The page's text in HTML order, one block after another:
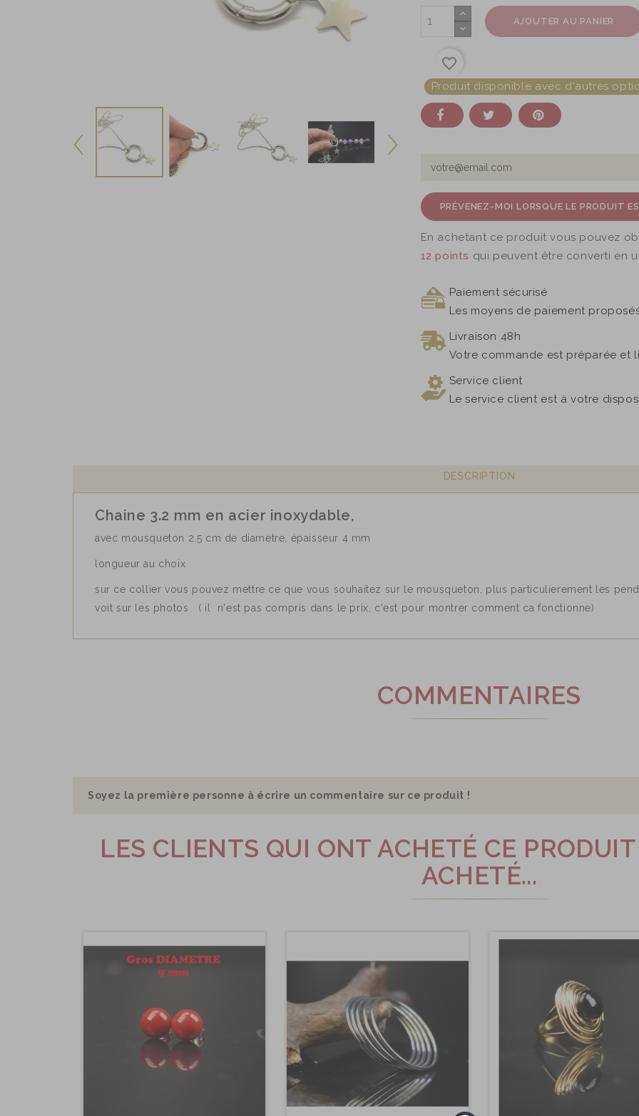
AJOUTER AU PANIER
favorite_border
Produit disponible avec d'autres
PRÉVENEZ-MOI LORSQUE LE PRODUIT
En achetant ce produit vous pouvez
12 points qui peuvent être converti en
Paiement sécurisé
Les moyens de paiement
Livraison 48h
Votre commande est préparée et
Service client
Le service client est à votre
DESCRIPTION
Chaine 3.2 mm en acier inoxydable,
avec mousqueton 2.5 cm de diametre, épaisseur 4 mm
longueur au choix
sur ce collier vous pouvez mettre ce que vous souhaitez sur le mousqueton, plus particulierement les
voit sur les photos ( il n'est pas compris dans le prix, c'est pour montrer comment ca fonctionne)
COMMENTAIRES
Soyez la première personne à écrire un commentaire sur ce produit !
LES CLIENTS QUI ONT ACHETÉ CE
ACHETÉ...